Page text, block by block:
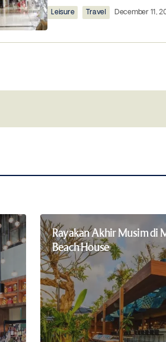
Leisure Travel December 11,
Rayakan Akhir Musim di
Beach House